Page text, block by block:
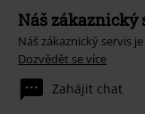
Náš zákaznický
Náš zákaznický servis
Dozvědět se více